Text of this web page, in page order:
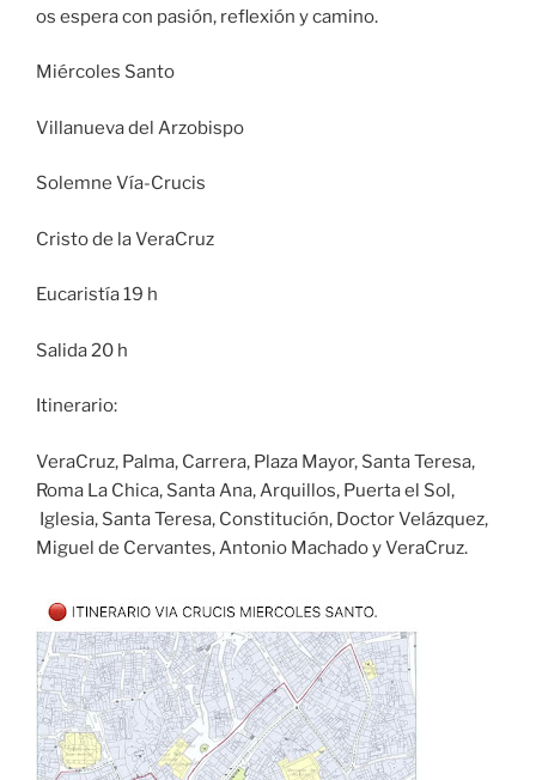
os espera con pasión, reflexión y camino.
Miércoles Santo
Villanueva del Arzobispo
Solemne Vía-Crucis
Cristo de la VeraCruz
Eucaristía 19 h
Salida 20 h
Itinerario:
VeraCruz, Palma, Carrera, Plaza Mayor, Santa Teresa,
Roma La Chica, Santa Ana, Arquillos, Puerta el Sol,
Iglesia, Santa Teresa, Constitución, Doctor Velázquez,
Miguel de Cervantes, Antonio Machado y VeraCruz.